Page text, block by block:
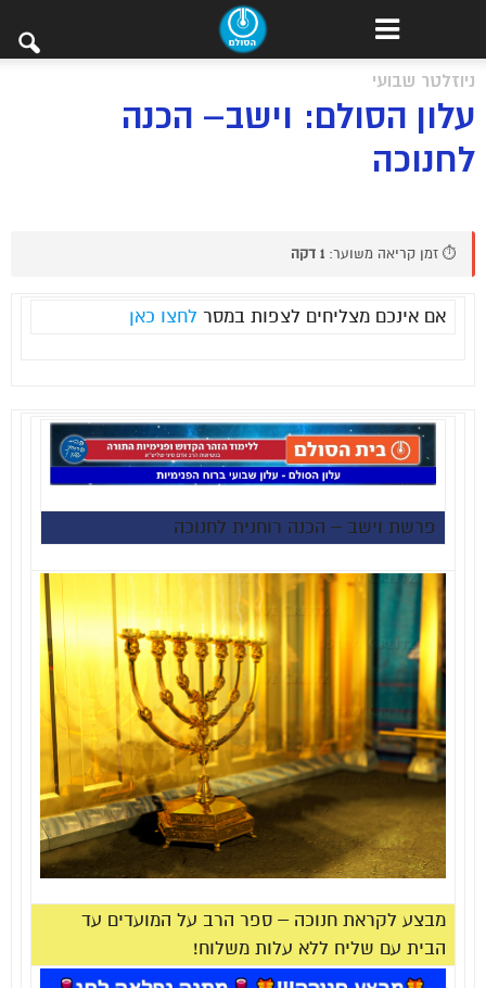
ניוזלטר שבועי
עלון הסולם: וישב– הכנה
לחנוכה
⏱️ זמן קריאה משוער: 1 דקה
אם אינכם מצליחים לצפות במסר לחצו כאן
פרשת וישב – הכנה רוחנית לחנוכה
מבצע לקראת חנוכה – ספר הרב על המועדים עד
הבית עם שליח ללא עלות משלוח!